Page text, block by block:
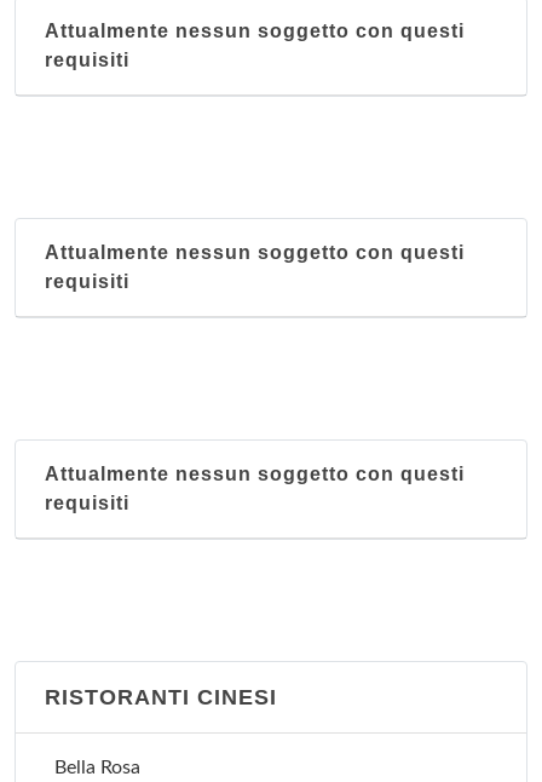
Attualmente nessun soggetto con questi
requisiti
Attualmente nessun soggetto con questi
requisiti
Attualmente nessun soggetto con questi
requisiti
RISTORANTI CINESI
Bella Rosa